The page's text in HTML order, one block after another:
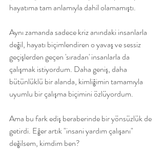
hayatıma tam anlamıyla dahil olamamıştı.
Aynı zamanda sadece kriz anındaki insanlarla
değil, hayatı biçimlendiren o yavaş ve sessiz
geçişlerden geçen 'sıradan' insanlarla da
çalışmak istiyordum. Daha geniş, daha
bütünlüklü bir alanda, kimliğimin tamamıyla
uyumlu bir çalışma biçimini özlüyordum.
Ama bu fark ediş beraberinde bir yönsüzlük de
getirdi. Eğer artık "insani yardım çalışanı"
değilsem, kimdim ben?